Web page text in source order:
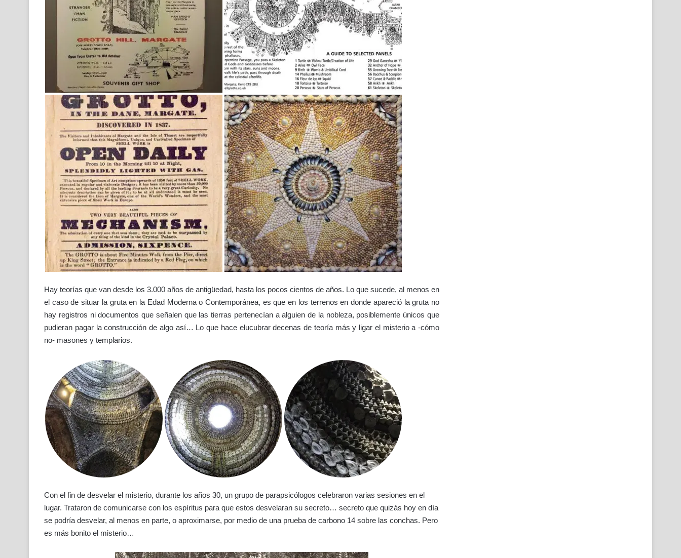
Hay teorías que van desde los 3.000 años de antigüedad, hasta los pocos cientos de años. Lo que sucede, al menos en
el caso de situar la gruta en la Edad Moderna o Contemporánea, es que en los terrenos en donde apareció la gruta no
hay registros ni documentos que señalen que las tierras pertenecían a alguien de la nobleza, posiblemente únicos que
pudieran pagar la construcción de algo así… Lo que hace elucubrar decenas de teoría más y ligar el misterio a -cómo
no- masones y templarios.
Con el fin de desvelar el misterio, durante los años 30, un grupo de parapsicólogos celebraron varias sesiones en el
lugar. Trataron de comunicarse con los espíritus para que estos desvelaran su secreto… secreto que quizás hoy en día
se podría desvelar, al menos en parte, o aproximarse, por medio de una prueba de carbono 14 sobre las conchas. Pero
es más bonito el misterio…